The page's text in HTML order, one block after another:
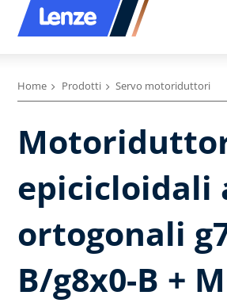
Home Prodotti Servo motoriduttori
epicicloidali
ortogonali
B/g8x0-B +